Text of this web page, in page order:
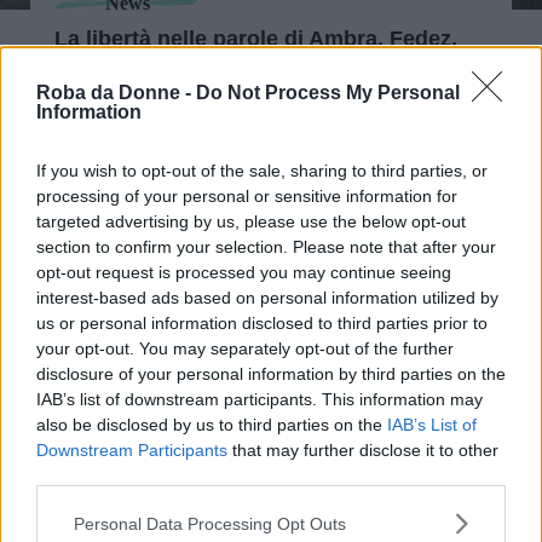
Roba da Donne - Do Not Process My Personal
Information
If you wish to opt-out of the sale, sharing to third parties, or
processing of your personal or sensitive information for
targeted advertising by us, please use the below opt-out
section to confirm your selection. Please note that after your
opt-out request is processed you may continue seeing
interest-based ads based on personal information utilized by
us or personal information disclosed to third parties prior to
your opt-out. You may separately opt-out of the further
disclosure of your personal information by third parties on the
IAB’s list of downstream participants. This information may
also be disclosed by us to third parties on the IAB’s List of
Downstream Participants that may further disclose it to other
Please note that this website/app uses one or more Google
Personal Data Processing Opt Outs
La libertà nelle parole di Ambra, Fedez,
News
Chi è H.E.R., la cantante che ha
"strappato" l'Oscar a Laura Pausini